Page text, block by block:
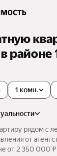
районе
1 комн.
рядом с
от
от 2 350 000